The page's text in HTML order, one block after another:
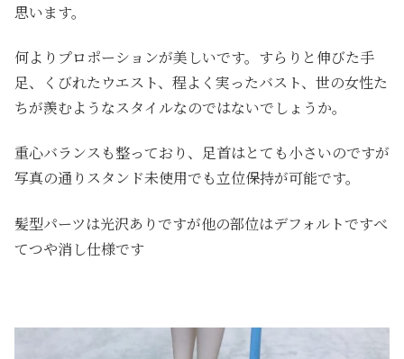
思います。
何よりプロポーションが美しいです。すらりと伸びた手
足、くびれたウエスト、程よく実ったバスト、世の女性た
ちが羨むようなスタイルなのではないでしょうか。
重心バランスも整っており、足首はとても小さいのですが
写真の通りスタンド未使用でも立位保持が可能です。
髪型パーツは光沢ありですが他の部位はデフォルトですべ
てつや消し仕様です